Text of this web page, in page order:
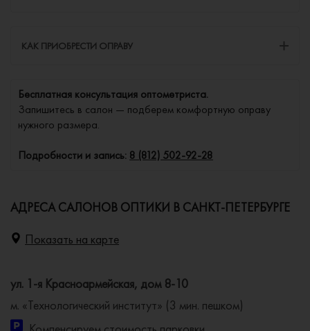
КАК ПРИОБРЕСТИ ОПРАВУ
Бесплатная консультация оптометриста.
Запишитесь в салон — подберем комфортную оправу
нужного размера.
Подробности и запись: 8 (812) 502-92-28
АДРЕСА САЛОНОВ ОПТИКИ В САНКТ-ПЕТЕРБУРГЕ
Показать на карте
ул. 1-я Красноармейская, дом 8-10
м. «Технологический институт» (3 мин. пешком)